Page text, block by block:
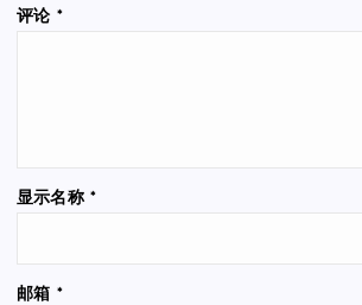
评论 *
显示名称 *
邮箱 *